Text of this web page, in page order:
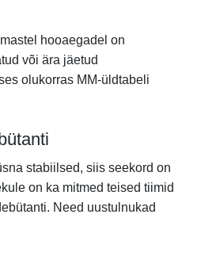
hooaegadel on
või ära jäetud
olukorras MM-üldtabeli
stabiilsed, siis seekord on
on ka mitmed teised tiimid
Need uustulnukad